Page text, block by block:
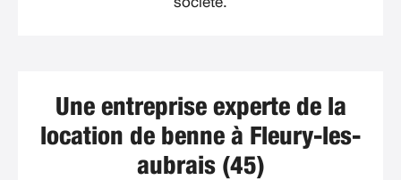
Une entreprise experte de la
location de benne à Fleury-les-
aubrais (45)